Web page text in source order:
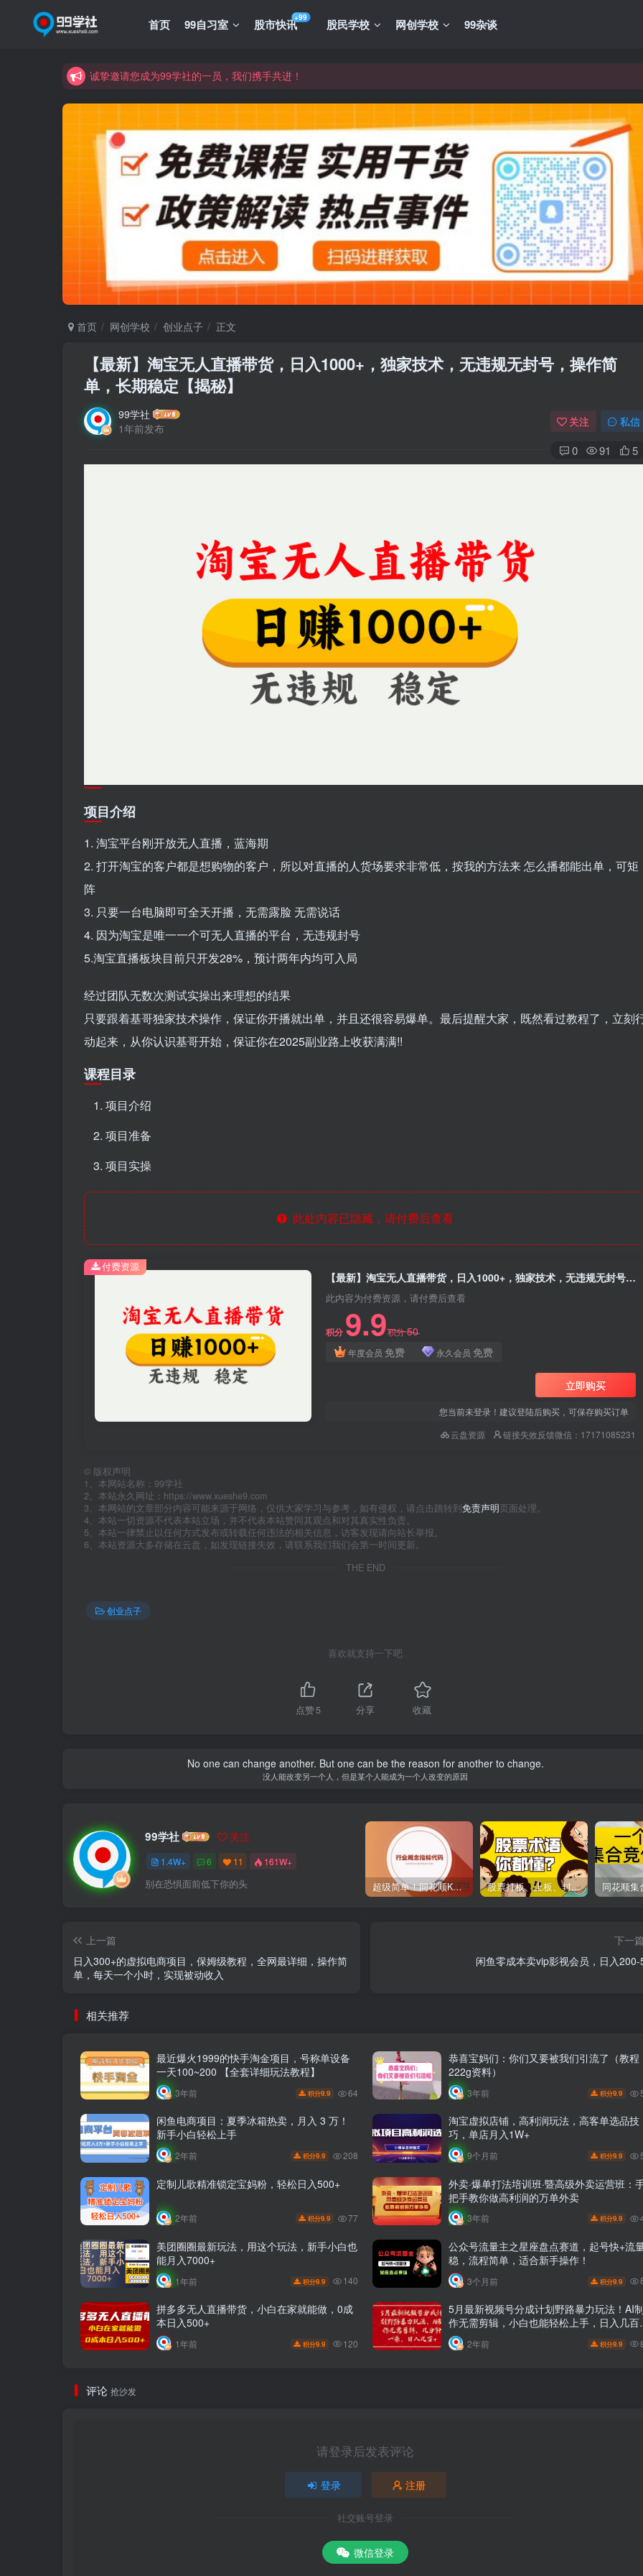
首页 99自习室 股市快讯+99 股民学校 网创学校 99杂谈
诚挚邀请您成为99学社的一员，我们携手共进！
诚挚邀请您成为99学社的一员，我们携手共进！
学习路上不孤独，99学社与你同行！分享全网优质VIP资源，炒股教程、创业教程、网络营销教程、自媒体短视频教程等，长
首页 网创学校 创业点子 正文
【最新】淘宝无人直播带货，日入1000+，独家技术，无违规无封号，操作简
单，长期稳定【揭秘】
99学社
1年前发布
关注 私信
0 91 5
项目介绍
1. 淘宝平台刚开放无人直播，蓝海期
2. 打开淘宝的客户都是想购物的客户，所以对直播的人货场要求非常低，按我的方法来 怎么播都能出单，可矩
阵
3. 只要一台电脑即可全天开播，无需露脸 无需说话
4. 因为淘宝是唯一一个可无人直播的平台，无违规封号
5.淘宝直播板块目前只开发28%，预计两年内均可入局
经过团队无数次测试实操出来理想的结果
只要跟着基哥独家技术操作，保证你开播就出单，并且还很容易爆单。最后提醒大家，既然看过教程了，立刻
动起来，从你认识基哥开始，保证你在2025副业路上收获满满!!
课程目录
项目介绍
项目准备
项目实操
此处内容已隐藏，请付费后查看
【最新】淘宝无人直播带货，日入1000+，独家技术，无违规无封号，操作简单，长期稳定【揭秘】
此内容为付费资源，请付费后查看
积分 9.9积分50
年度会员 免费 永久会员 免费
立即购买
您当前未登录！建议登陆后购买，可保存购买订单
云盘资源
链接失效反馈微信：17171085231
付费资源
© 版权声明
1、本网站名称：99学社
2、本站永久网址：https://www.xueshe9.com
3、本网站的文章部分内容可能来源于网络，仅供大家学习与参考，如有侵权，请点击跳转到免责声明页面处理。
4、本站一切资源不代表本站立场，并不代表本站赞同其观点和对其真实性负责。
5、本站一律禁止以任何方式发布或转载任何违法的相关信息，访客发现请向站长举报。
6、本站资源大多存储在云盘，如发现链接失效，请联系我们我们会第一时间更新。
THE END
创业点子
喜欢就支持一下吧
点赞5 分享 收藏
No one can change another. But one can be the reason for another to change.
没人能改变另一个人，但是某个人能成为一个人改变的原因
99学社 关注
1.4W+ 6 11 161W+
别在恐惧面前低下你的头 超级简单！同花顺K线界面显示行业概念指标代码图解 股票打板、上板、封板、翘板、炸板是什么意思？炒股你必须懂的暗语！
上一篇
日入300+的虚拟电商项目，保姆级教程，全网最详细，操作简
单，每天一个小时，实现被动收入
下一篇
闲鱼零成本卖vip影视会员，日入200-
相关推荐
最近爆火1999的快手淘金项目，号称单设备
一天100~200 【全套详细玩法教程】
3年前 积分9.9 64
恭喜宝妈们：你们又要被我们引流了（教程
222g资料）
3年前 积分9.9
闲鱼电商项目：夏季冰箱热卖，月入 3 万！
新手小白轻松上手
2年前 积分9.9 208
淘宝虚拟店铺，高利润玩法，高客单选品技
巧，单店月入1W+
9个月前 积分9.9
定制儿歌精准锁定宝妈粉，轻松日入500+
2年前 积分9.9 77
外卖·爆单打法培训班·暨高级外卖运营班：
把手教你做高利润的万单外卖
3年前 积分9.9
美团圈圈最新玩法，用这个玩法，新手小白也
能月入7000+
1年前 积分9.9 140
公众号流量主之星座盘点赛道，起号快+流
稳，流程简单，适合新手操作！
3个月前 积分9.9
拼多多无人直播带货，小白在家就能做，0成
本日入500+
1年前 积分9.9 120
5月最新视频号分成计划野路暴力玩法！AI制
作无需剪辑，小白也能轻松上手，日入几百
+！
2年前 积分9.9
评论 抢沙发
请登录后发表评论
登录 注册
社交账号登录
微信登录